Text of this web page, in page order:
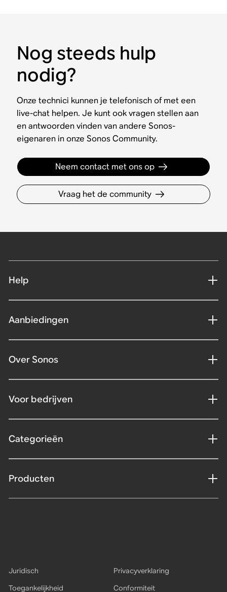
Nog steeds hulp
nodig?
Onze technici kunnen je telefonisch of met een
live-chat helpen. Je kunt ook vragen stellen aan
en antwoorden vinden van andere Sonos-
eigenaren in onze Sonos Community.
Neem contact met ons op
Vraag het de community
Help
Aanbiedingen
Over Sonos
Voor bedrijven
Categorieën
Producten
Juridisch
Privacyverklaring
Toegankelijkheid
Conformiteit